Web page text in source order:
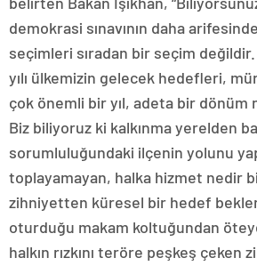
demokrasi sınavının daha
seçimleri sıradan bir seçim
yılı ülkemizin gelecek hedefleri,
çok önemli bir yıl, adeta bir dönüm
Biz biliyoruz ki kalkınma yerelden
sorumluluğundaki ilçenin yolunu
toplayamayan, halka hizmet nedir
zihniyetten küresel bir hedef
oturduğu makam koltuğundan
halkın rızkını teröre peşkeş çeken